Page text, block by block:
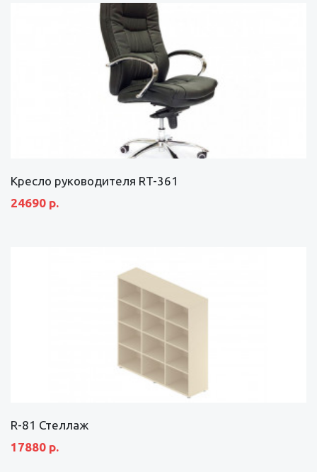
Кресло руководителя RT-361
24690 р.
R-81 Стеллаж
17880 р.